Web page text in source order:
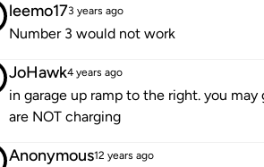
leemo173 years ago
Number 3 would not work
JoHawk4 years ago
in garage up ramp to the right. you
are NOT charging
Anonymous12 years ago